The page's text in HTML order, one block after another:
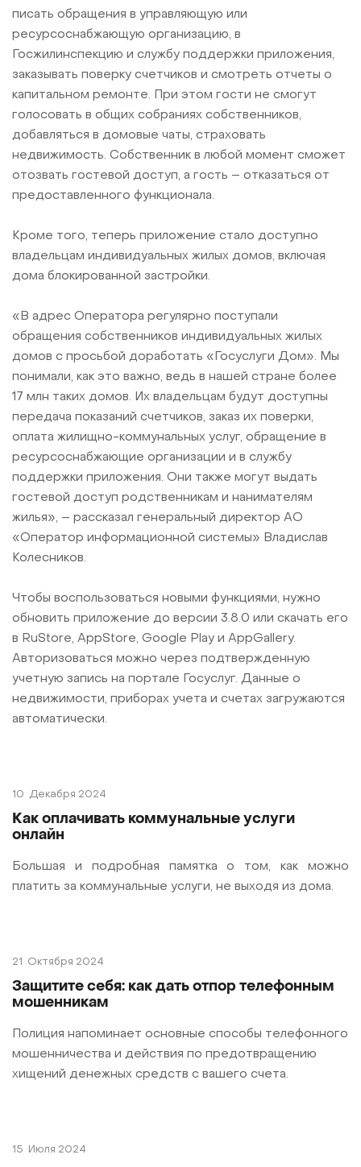
писать обращения в управляющую или
ресурсоснабжающую организацию, в
Госжилинспекцию и службу поддержки приложения,
заказывать поверку счетчиков и смотреть отчеты о
капитальном ремонте. При этом гости не смогут
голосовать в общих собраниях собственников,
добавляться в домовые чаты, страховать
недвижимость. Собственник в любой момент сможет
отозвать гостевой доступ, а гость – отказаться от
предоставленного функционала.
Кроме того, теперь приложение стало доступно
владельцам индивидуальных жилых домов, включая
дома блокированной застройки.
«В адрес Оператора регулярно поступали
обращения собственников индивидуальных жилых
домов с просьбой доработать «Госуслуги Дом». Мы
понимали, как это важно, ведь в нашей стране более
17 млн таких домов. Их владельцам будут доступны
передача показаний счетчиков, заказ их поверки,
оплата жилищно-коммунальных услуг, обращение в
ресурсоснабжающие организации и в службу
поддержки приложения. Они также могут выдать
гостевой доступ родственникам и нанимателям
жилья», – рассказал генеральный директор АО
«Оператор информационной системы» Владислав
Колесников.
Чтобы воспользоваться новыми функциями, нужно
обновить приложение до версии 3.8.0 или скачать его
в RuStore, AppStore, Google Play и AppGallery.
Авторизоваться можно через подтвержденную
учетную запись на портале Госуслуг. Данные о
недвижимости, приборах учета и счетах загружаются
автоматически.
10 Декабря 2024
Как оплачивать коммунальные услуги
онлайн
Большая и подробная памятка о том, как можно
платить за коммунальные услуги, не выходя из дома.
21 Октября 2024
Защитите себя: как дать отпор телефонным
мошенникам
Полиция напоминает основные способы телефонного
мошенничества и действия по предотвращению
хищений денежных средств с вашего счета.
15 Июля 2024